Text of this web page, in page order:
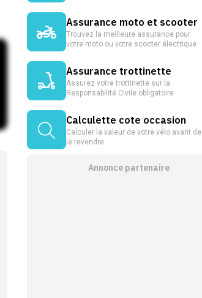
Assurance moto et scooter
Trouvez la meilleure assurance pour
votre moto ou votre scooter électrique
Assurance trottinette
Assurez votre trottinette sur la
Responsabilité Civile obligatoire
Calculette cote occasion
Calculer la valeur de votre vélo avant de
le revendre
Annonce partenaire